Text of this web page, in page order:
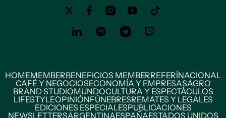
HOMEMEMBERBENEFICIOS MEMBERREFERÍNACIONAL
CAFÉ Y NEGOCIOSECONOMÍA Y EMPRESASAGRO
BRAND STUDIOMUNDOCULTURA Y ESPECTÁCULOS
LIFESTYLEOPINIÓNFÚNEBRESREMATES Y LEGALES
EDICIONES ESPECIALESPUBLICACIONES
NEWSLETTERSARGENTINAESPAÑAESTADOS UNIDOS